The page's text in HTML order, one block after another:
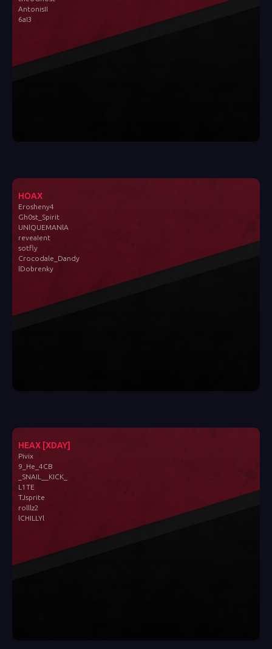
AntonisII
6aI3
HOAX
Erosheny4
Gh0st_Spirit
UNlQUEMANlA
reveaIent
sotfly
Crocodale_Dandy
lDobrenky
HEAX [XDAY]
Pivix
9_He_4CB
_SNAIL__KICK_
L1TE
TJsprite
rolllz2
lCHILLYl